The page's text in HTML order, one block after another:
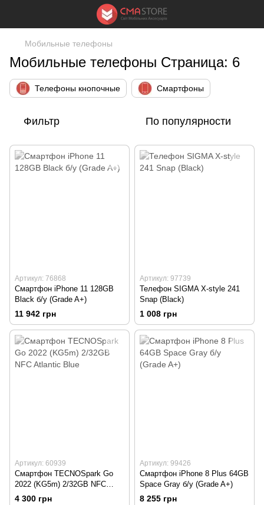
Мобильные телефоны
Мобильные телефоны Страница: 6
Телефоны кнопочные Смартфоны
Фильтр По популярности
Артикул: 76868
Смартфон iPhone 11 128GB
Black б/у (Grade A+)
11 942 грн
Артикул: 97739
Телефон SIGMA X-style 241
Snap (Black)
1 008 грн
Артикул: 60939
Смартфон TECNOSpark Go
2022 (KG5m) 2/32GB NFC
Atlantic Blue
4 300 грн
Артикул: 99426
Смартфон iPhone 8 Plus 64GB
Space Gray б/у (Grade A+)
8 255 грн